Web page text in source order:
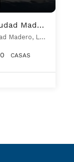
Hermosa casa en esquina en Ciudad Madero
Avenida General San Martin 7000, Ciudad Madero, La Matanza
CASAS